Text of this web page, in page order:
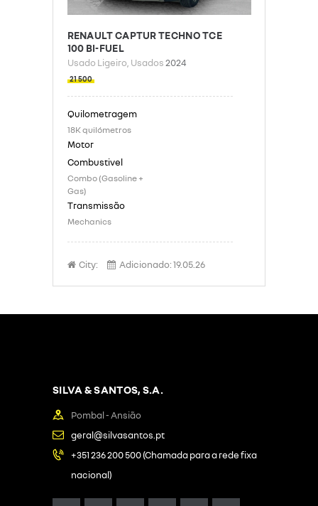
RENAULT CAPTUR TECHNO TCE
100 BI-FUEL
Usado Ligeiro , Usados2024
21 500
18K quilómetros
Combo (Gasoline +
Gas)
Mechanics
City: Adicionado:19.05.26
SILVA & SANTOS, S.A.
Pombal - Ansião
geral@silvasantos.pt
+351 236 200 500 (Chamada para a rede fixa
nacional)